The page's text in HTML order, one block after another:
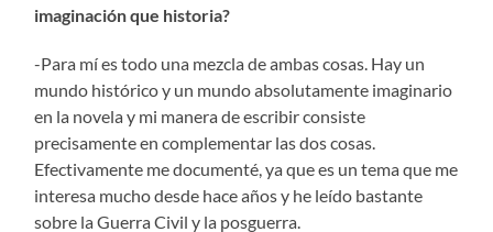
imaginación que historia?
-Para mí es todo una mezcla de ambas cosas. Hay un
mundo histórico y un mundo absolutamente imaginario
en la novela y mi manera de escribir consiste
precisamente en complementar las dos cosas.
Efectivamente me documenté, ya que es un tema que me
interesa mucho desde hace años y he leído bastante
sobre la Guerra Civil y la posguerra.